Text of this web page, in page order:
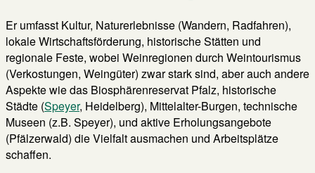
Er umfasst Kultur, Naturerlebnisse (Wandern, Radfahren),
lokale Wirtschaftsförderung, historische Stätten und
regionale Feste, wobei Weinregionen durch Weintourismus
(Verkostungen, Weingüter) zwar stark sind, aber auch andere
Aspekte wie das Biosphärenreservat Pfalz, historische
Städte (Speyer, Heidelberg), Mittelalter-Burgen, technische
Museen (z.B. Speyer), und aktive Erholungsangebote
(Pfälzerwald) die Vielfalt ausmachen und Arbeitsplätze
schaffen.